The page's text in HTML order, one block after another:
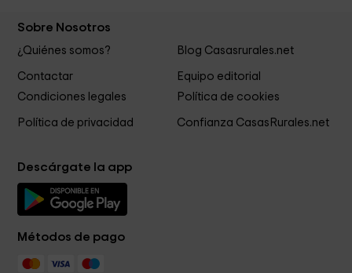
Sobre Nosotros
¿Quiénes somos? Blog Casasrurales.net
Contactar
Equipo editorial
Condiciones legales
Política de cookies
Política de privacidad Confianza CasasRurales.net
Descárgate la app
Métodos de pago